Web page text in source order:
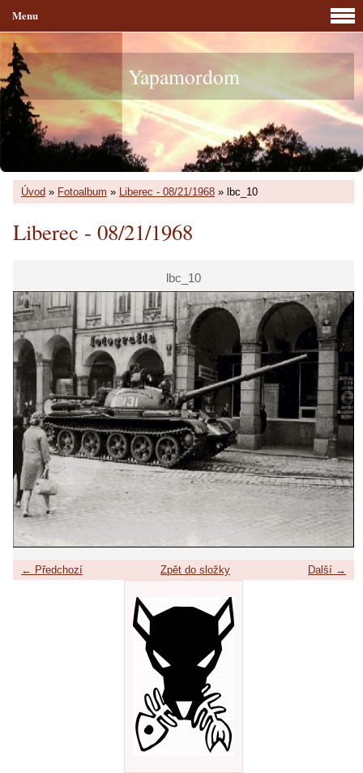
Yapamordom
Úvod » Fotoalbum » Liberec - 08/21/1968 » lbc_10
Liberec - 08/21/1968
lbc_10
← Předchozí Další →
Zpět do složky
Menu